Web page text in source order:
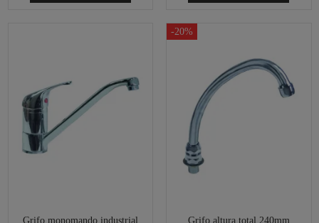
Grifo monomando industrial
-20%
Grifo altura total 240mm